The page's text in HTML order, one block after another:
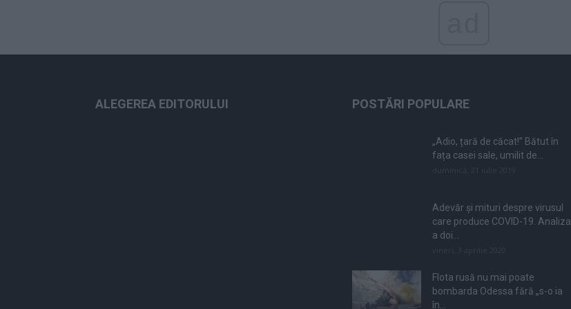
ALEGEREA EDITORULUI POSTĂRI POPULARE
„Adio, țară de căcat!” Bătut în
fața casei sale, umilit de...
Adevăr și mituri despre virusul
care produce COVID-19. Analiza
a doi...
Flota rusă nu mai poate
bombarda Odessa fără „s-o ia
în...